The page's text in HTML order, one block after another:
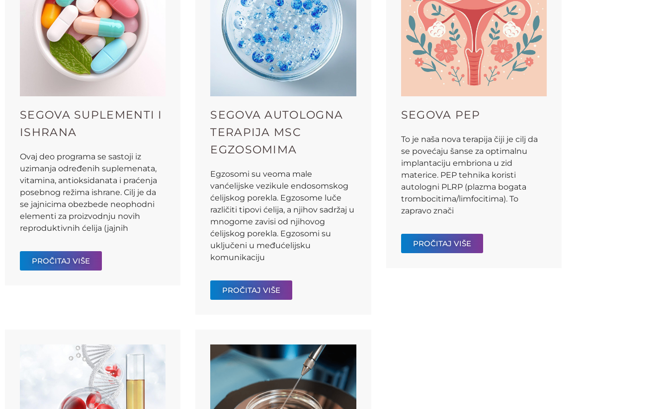
SEGOVA SUPLEMENTI I
ISHRANA
Ovaj deo programa se sastoji iz
uzimanja određenih suplemenata,
vitamina, antioksidanata i praćenja
posebnog režima ishrane. Cilj je da
se jajnicima obezbede neophodni
elementi za proizvodnju novih
reproduktivnih ćelija (jajnih
PROČITAJ VIŠE
SEGOVA AUTOLOGNA
TERAPIJA MSC
EGZOSOMIMA
Egzosomi su veoma male
vanćelijske vezikule endosomskog
ćelijskog porekla. Egzosome luče
različiti tipovi ćelija, a njihov sadržaj u
mnogome zavisi od njihovog
ćelijskog porekla. Egzosomi su
uključeni u međućelijsku
komunikaciju
PROČITAJ VIŠE
SEGOVA PEP
To je naša nova terapija čiji je cilj da
se povećaju šanse za optimalnu
implantaciju embriona u zid
materice. PEP tehnika koristi
autologni PLRP (plazma bogata
trombocitima/limfocitima). To
zapravo znači
PROČITAJ VIŠE